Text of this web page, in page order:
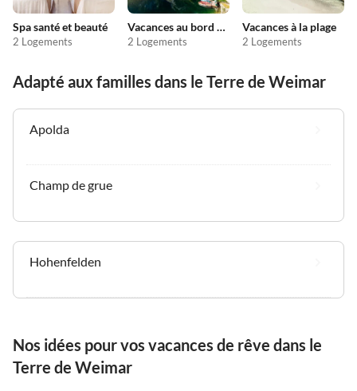
Spa santé et beauté
2 Logements
Vacances au bord du lac
2 Logements
Vacances à la plage
2 Logements
Adapté aux familles dans le Terre de Weimar
Apolda
Champ de grue
Hohenfelden
Nos idées pour vos vacances de rêve dans le
Terre de Weimar